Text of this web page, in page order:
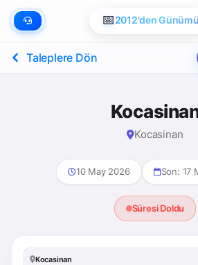
📅2012'den
Taleplere Dön
Kocasinan
10 May 2026 Son: 17
Süresi Doldu
Kocasinan